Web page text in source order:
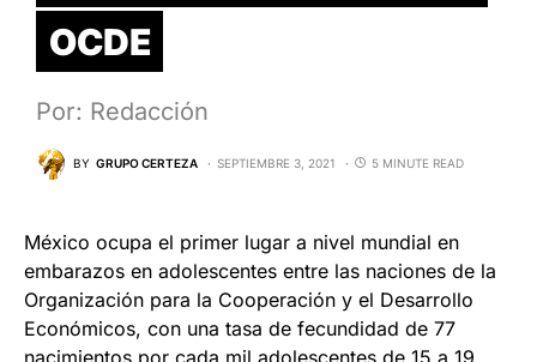
OCDE
Por: Redacción
BY GRUPO CERTEZA SEPTIEMBRE 3, 2021 5 MINUTE READ
México ocupa el primer lugar a nivel mundial en
embarazos en adolescentes entre las naciones de la
Organización para la Cooperación y el Desarrollo
Económicos, con una tasa de fecundidad de 77
nacimientos por cada mil adolescentes de 15 a 19